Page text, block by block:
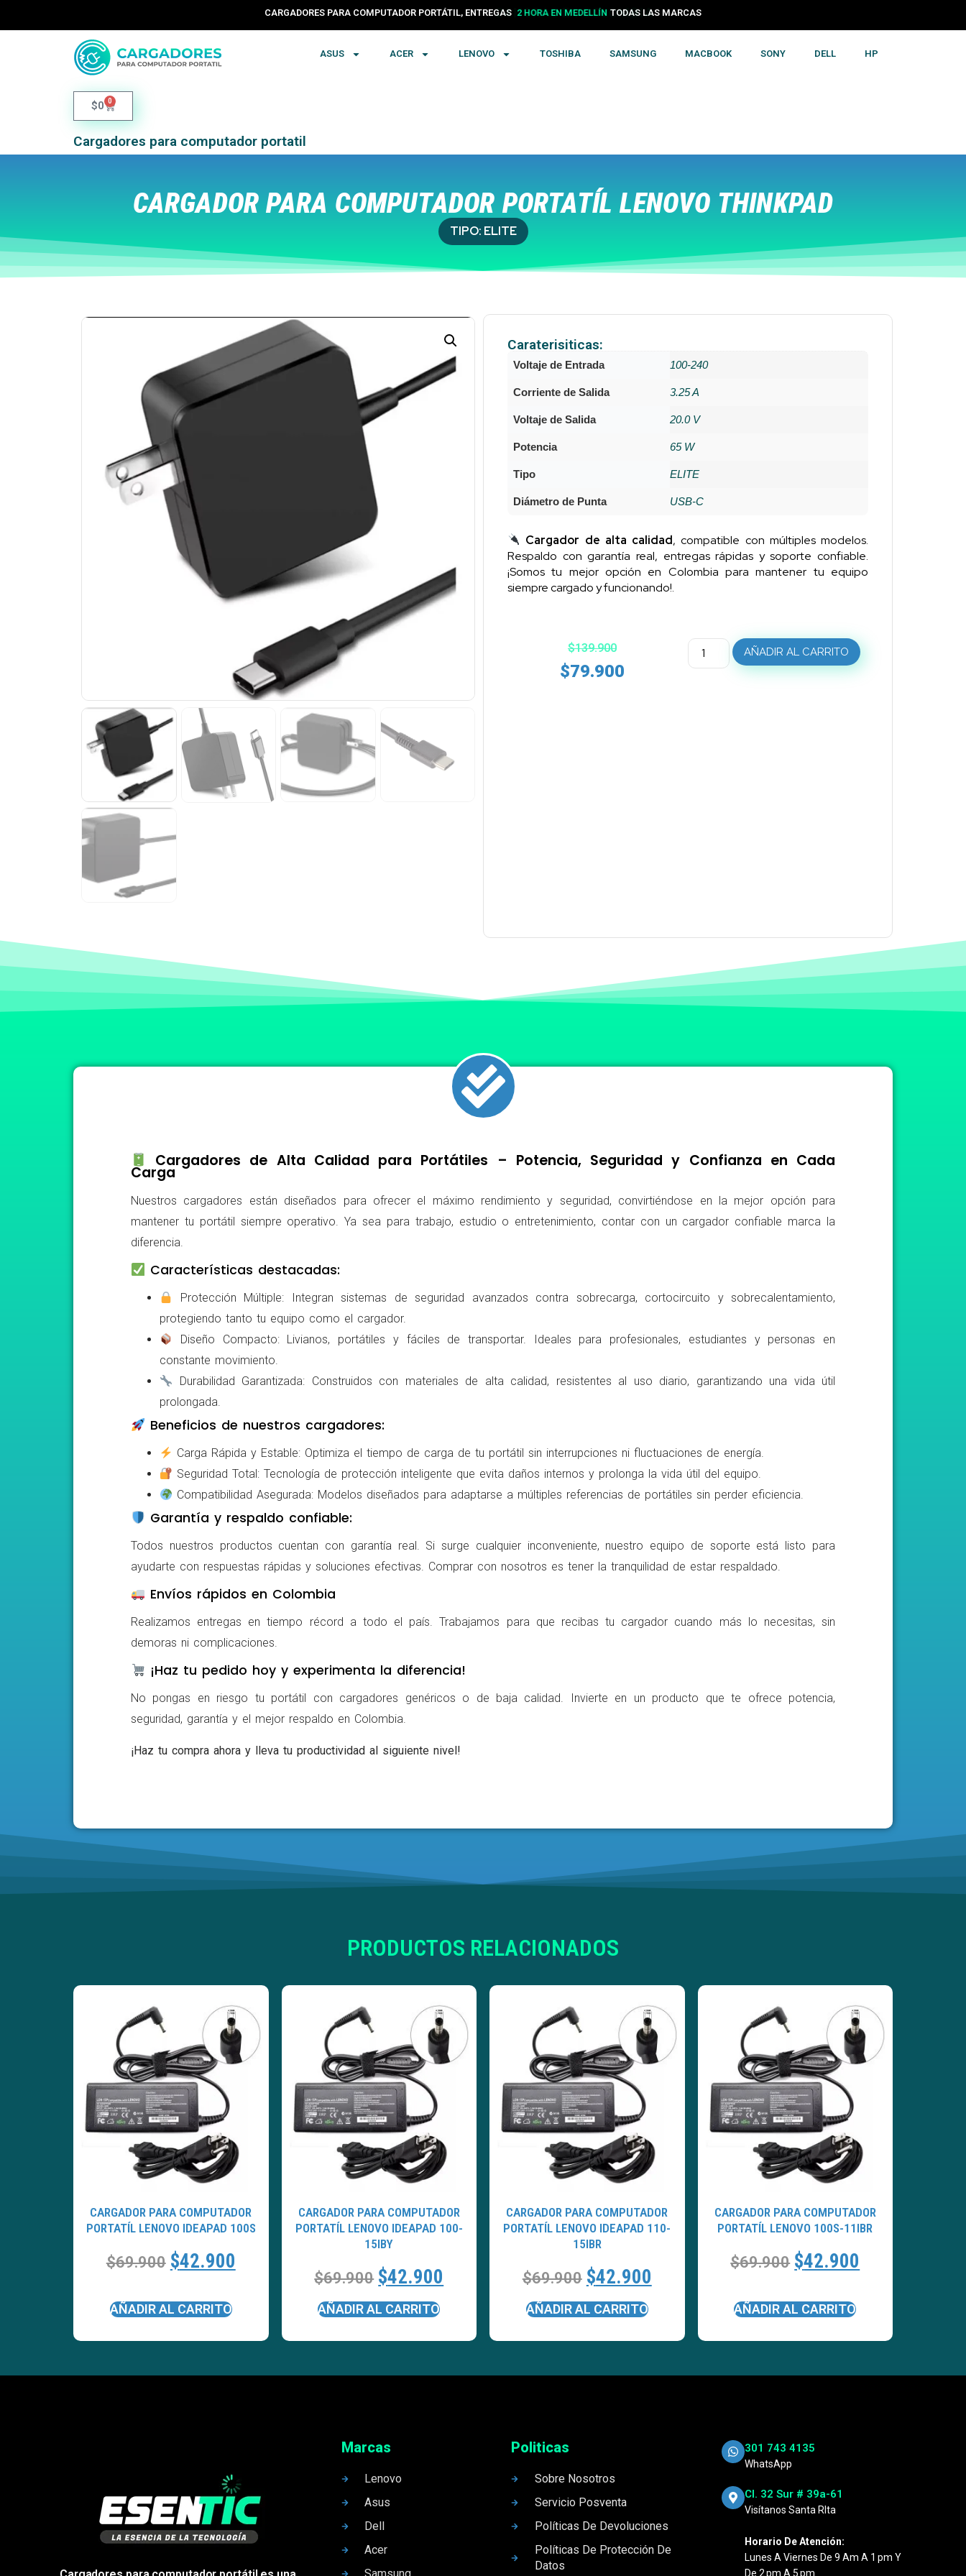
CARGADORES PARA COMPUTADOR PORTÁTIL, ENTREGAS 24 HORAS EN COLOMBIA TODAS LAS MARCAS
ASUS ACER LENOVO TOSHIBA SAMSUNG MACBOOK SONY DELL HP
$0 0
Cargadores para computador portatil
CARGADOR PARA COMPUTADOR PORTATÍL LENOVO THINKPAD
TIPO: ELITE
Caraterisiticas:
Voltaje de Entrada 100-240
Corriente de Salida 3.25 A
Voltaje de Salida 20.0 V
Potencia 65 W
Tipo ELITE
Diámetro de Punta USB-C
Cargador de alta calidad, compatible con múltiples modelos.
Respaldo con garantía real, entregas rápidas y soporte confiable.
¡Somos tu mejor opción en Colombia para mantener tu equipo
siempre cargado y funcionando!.
$139.900
$79.900
AÑADIR AL CARRITO
Cargadores de Alta Calidad para Portátiles – Potencia, Seguridad y Confianza en Cada
Carga
Nuestros cargadores están diseñados para ofrecer el máximo rendimiento y seguridad, convirtiéndose en la mejor opción para
mantener tu portátil siempre operativo. Ya sea para trabajo, estudio o entretenimiento, contar con un cargador confiable marca la
diferencia.
Características destacadas:
Protección Múltiple: Integran sistemas de seguridad avanzados contra sobrecarga, cortocircuito y sobrecalentamiento,
protegiendo tanto tu equipo como el cargador.
Diseño Compacto: Livianos, portátiles y fáciles de transportar. Ideales para profesionales, estudiantes y personas en
constante movimiento.
Durabilidad Garantizada: Construidos con materiales de alta calidad, resistentes al uso diario, garantizando una vida útil
prolongada.
Beneficios de nuestros cargadores:
Carga Rápida y Estable: Optimiza el tiempo de carga de tu portátil sin interrupciones ni fluctuaciones de energía.
Seguridad Total: Tecnología de protección inteligente que evita daños internos y prolonga la vida útil del equipo.
Compatibilidad Asegurada: Modelos diseñados para adaptarse a múltiples referencias de portátiles sin perder eficiencia.
Garantía y respaldo confiable:
Todos nuestros productos cuentan con garantía real. Si surge cualquier inconveniente, nuestro equipo de soporte está listo para
ayudarte con respuestas rápidas y soluciones efectivas. Comprar con nosotros es tener la tranquilidad de estar respaldado.
Envíos rápidos en Colombia
Realizamos entregas en tiempo récord a todo el país. Trabajamos para que recibas tu cargador cuando más lo necesitas, sin
demoras ni complicaciones.
¡Haz tu pedido hoy y experimenta la diferencia!
No pongas en riesgo tu portátil con cargadores genéricos o de baja calidad. Invierte en un producto que te ofrece potencia,
seguridad, garantía y el mejor respaldo en Colombia.
¡Haz tu compra ahora y lleva tu productividad al siguiente nivel!
PRODUCTOS RELACIONADOS
CARGADOR PARA COMPUTADOR
PORTATÍL LENOVO IDEAPAD 100S
$69.900 $42.900
AÑADIR AL CARRITO
CARGADOR PARA COMPUTADOR
PORTATÍL LENOVO IDEAPAD 100-
15IBY
$69.900 $42.900
AÑADIR AL CARRITO
CARGADOR PARA COMPUTADOR
PORTATÍL LENOVO IDEAPAD 110-
15IBR
$69.900 $42.900
AÑADIR AL CARRITO
CARGADOR PARA COMPUTADOR
PORTATÍL LENOVO 100S-11IBR
$69.900 $42.900
AÑADIR AL CARRITO
Marcas
Lenovo
Asus
Dell
Acer
Politicas
Sobre Nosotros
Servicio Posventa
Políticas De Devoluciones
Políticas De Protección De
Datos
301 743 4135
WhatsApp
Cl. 32 Sur # 39a-61
Visítanos Santa RIta
Horario De Atención:
Lunes A Viernes De 9 Am A 1 Pm Y
De 2 Pm A 5 Pm